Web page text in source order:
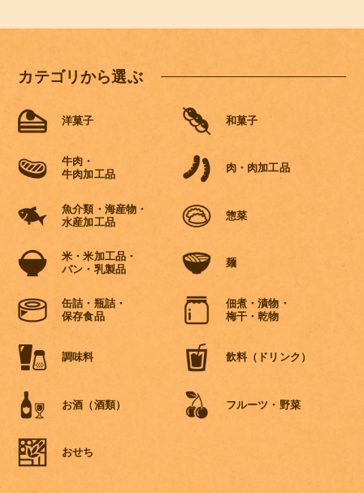
カテゴリから選ぶ
洋菓子 和菓子
⽜⾁・
⽜⾁加⼯品
⾁・⾁加⼯品
魚介類・海産物・
水産加工品
惣菜
米・米加⼯品・
パン・乳製品
麺
缶詰・瓶詰・
保存食品
佃煮・漬物・
梅干・乾物
調味料 飲料（ドリンク）
お酒（酒類） フルーツ・野菜
おせち